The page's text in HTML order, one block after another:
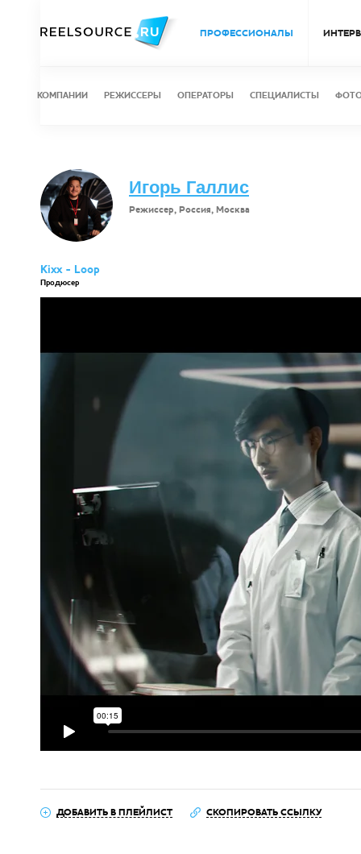
ПРОФЕССИОНАЛЫ
КОМПАНИИ РЕЖИССЕРЫ ОПЕРАТОРЫ СПЕЦИАЛИСТЫ
Игорь Галлис
Режиссер, Россия, Москва
Kixx - Loop
Продюсер
ДОБАВИТЬ В ПЛЕЙЛИСТ СКОПИРОВАТЬ ССЫЛКУ